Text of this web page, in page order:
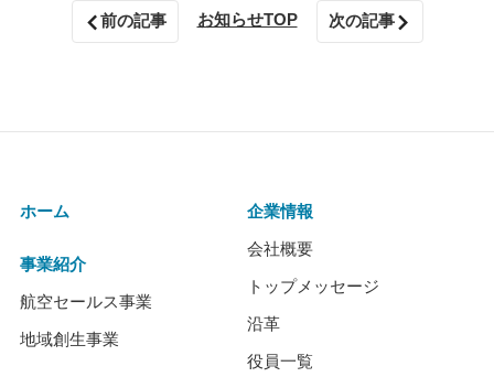
前の記事 お知らせTOP 次の記事
ホーム
事業紹介
航空セールス事業
地域創生事業
企業情報
会社概要
トップメッセージ
沿革
役員一覧